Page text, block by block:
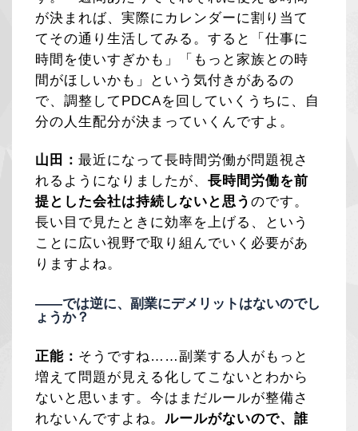
が決まれば、実際にカレンダーに割り当て
てその通り生活してみる。すると「仕事に
時間を使いすぎかも」「もっと家族との時
間がほしいかも」という気付きがあるの
で、調整してPDCAを回していくうちに、自
分の人生配分が決まっていくんですよ。
山田：最近になって長時間労働が問題視さ
れるようになりましたが、長時間労働を前
提とした会社は持続しないと思うのです。
長い目で見たときに効率を上げる、という
ことに広い視野で取り組んでいく必要があ
りますよね。
——では逆に、副業にデメリットはないのでし
ょうか？
正能： そうですね……副業する人がもっと
増えて問題が見える化してこないとわから
ないと思います。今はまだルールが整備さ
れないんですよね。ルールがないので、誰